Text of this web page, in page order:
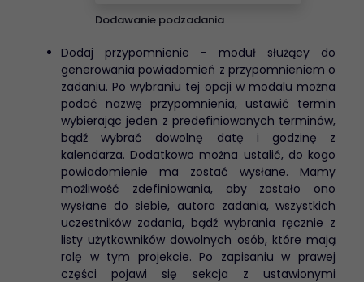
Dodawanie podzadania
Dodaj przypomnienie - moduł służący do
generowania powiadomień z przypomnieniem o
zadaniu. Po wybraniu tej opcji w modalu można
podać nazwę przypomnienia, ustawić termin
wybierając jeden z predefiniowanych terminów,
bądź wybrać dowolnę datę i godzinę z
kalendarza. Dodatkowo można ustalić, do kogo
powiadomienie ma zostać wysłane. Mamy
możliwość zdefiniowania, aby zostało ono
wysłane do siebie, autora zadania, wszystkich
uczestników zadania, bądź wybrania ręcznie z
listy użytkowników dowolnych osób, które mają
rolę w tym projekcie. Po zapisaniu w prawej
części pojawi się sekcja z ustawionymi